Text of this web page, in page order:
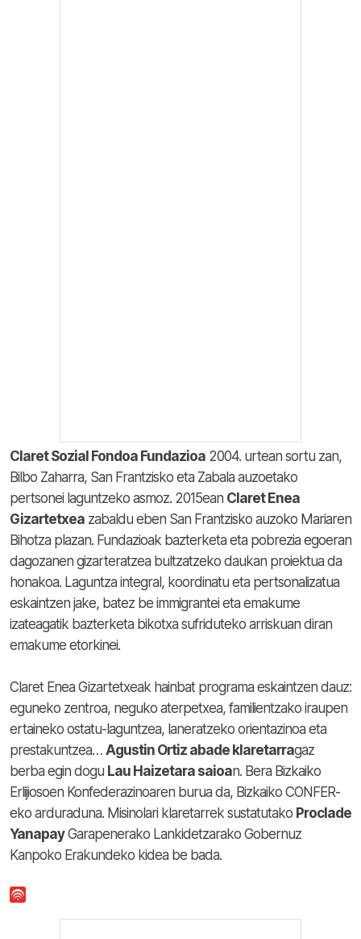
Claret Sozial Fondoa Fundazioa 2004. urtean sortu zan,
Bilbo Zaharra, San Frantzisko eta Zabala auzoetako
pertsonei laguntzeko asmoz. 2015ean Claret Enea
Gizartetxea zabaldu eben San Frantzisko auzoko Mariaren
Bihotza plazan. Fundazioak bazterketa eta pobrezia egoeran
dagozanen gizarteratzea bultzatzeko daukan proiektua da
honakoa. Laguntza integral, koordinatu eta pertsonalizatua
eskaintzen jake, batez be immigrantei eta emakume
izateagatik bazterketa bikotxa sufriduteko arriskuan diran
emakume etorkinei.
Claret Enea Gizartetxeak hainbat programa eskaintzen dauz:
eguneko zentroa, neguko aterpetxea, familientzako iraupen
ertaineko ostatu-laguntzea, laneratzeko orientazinoa eta
prestakuntzea… Agustin Ortiz abade klaretarragaz
berba egin dogu Lau Haizetara saioan. Bera Bizkaiko
Erlijiosoen Konfederazinoaren burua da, Bizkaiko CONFER-
eko arduraduna. Misinolari klaretarrek sustatutako Proclade
YanapayGarapenerako Lankidetzarako Gobernuz
Kanpoko Erakundeko kidea be bada.